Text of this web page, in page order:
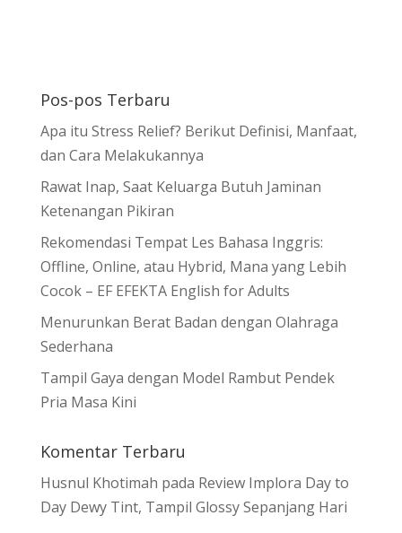
Pos-pos Terbaru
Apa itu Stress Relief? Berikut Definisi, Manfaat,
dan Cara Melakukannya
Rawat Inap, Saat Keluarga Butuh Jaminan
Ketenangan Pikiran
Rekomendasi Tempat Les Bahasa Inggris:
Offline, Online, atau Hybrid, Mana yang Lebih
Cocok – EF EFEKTA English for Adults
Menurunkan Berat Badan dengan Olahraga
Sederhana
Tampil Gaya dengan Model Rambut Pendek
Pria Masa Kini
Komentar Terbaru
Husnul Khotimah pada Review Implora Day to
Day Dewy Tint, Tampil Glossy Sepanjang Hari